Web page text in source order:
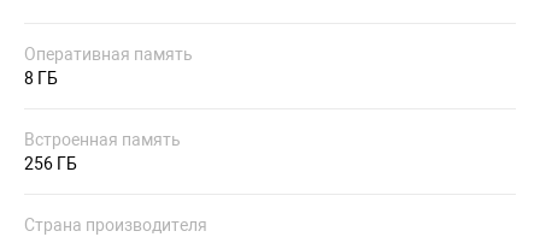
Оперативная память
8 ГБ
Встроенная память
256 ГБ
Страна производителя